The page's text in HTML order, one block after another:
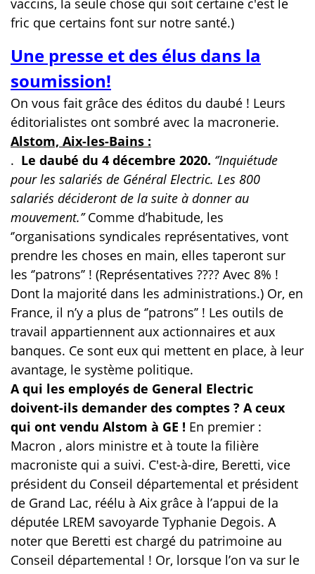
vaccins, la seule chose qui soit certaine c'est le
fric que certains font sur notre santé.)
Une presse et des élus dans la
soumission!
On vous fait grâce des éditos du daubé ! Leurs
éditorialistes ont sombré avec la macronerie.
Alstom, Aix-les-Bains :
. Le daubé du 4 décembre 2020. ‘’Inquiétude
pour les salariés de Général Electric. Les 800
salariés décideront de la suite à donner au
mouvement.’’Comme d’habitude, les
‘’organisations syndicales représentatives, vont
prendre les choses en main, elles taperont sur
les ‘’patrons’’ ! (Représentatives ???? Avec 8% !
Dont la majorité dans les administrations.) Or, en
France, il n’y a plus de ‘’patrons’’ ! Les outils de
travail appartiennent aux actionnaires et aux
banques. Ce sont eux qui mettent en place, à leur
avantage, le système politique.
A qui les employés de General Electric
doivent-ils demander des comptes ? A ceux
qui ont vendu Alstom à GE ! En premier :
Macron , alors ministre et à toute la filière
macroniste qui a suivi. C'est-à-dire, Beretti, vice
président du Conseil départemental et président
de Grand Lac, réélu à Aix grâce à l’appui de la
députée LREM savoyarde Typhanie Degois. A
noter que Beretti est chargé du patrimoine au
Conseil départemental ! Or, lorsque l’on va sur le